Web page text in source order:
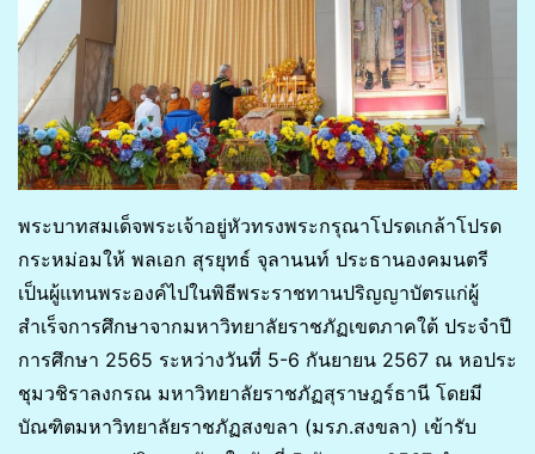
พระบาทสมเด็จพระเจ้าอยู่หัวทรงพระกรุณาโปรดเกล้าโปรด
กระหม่อมให้ พลเอก สุรยุทธ์ จุลานนท์ ประธานองคมนตรี
เป็นผู้แทนพระองค์ไปในพิธีพระราชทานปริญญาบัตรแก่ผู้
สำเร็จการศึกษาจากมหาวิทยาลัยราชภัฏเขตภาคใต้ ประจำปี
การศึกษา 2565 ระหว่างวันที่ 5-6 กันยายน 2567 ณ หอประ
ชุมวชิราลงกรณ มหาวิทยาลัยราชภัฏสุราษฎร์ธานี โดยมี
บัณฑิตมหาวิทยาลัยราชภัฏสงขลา (มรภ.สงขลา) เข้ารับ